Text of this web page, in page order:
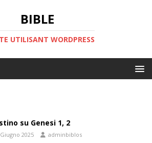
BIBLE
UTILISANT WORDPRESS
su Genesi 1, 2
2025 adminbiblos